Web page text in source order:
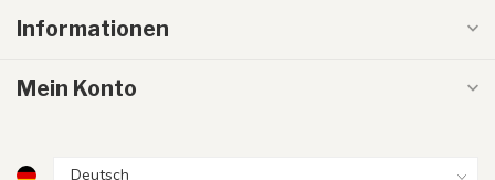
Informationen
Mein Konto